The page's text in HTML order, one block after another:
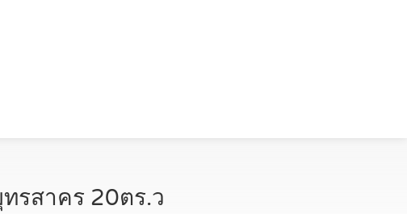
รสาคร 20ตร.ว